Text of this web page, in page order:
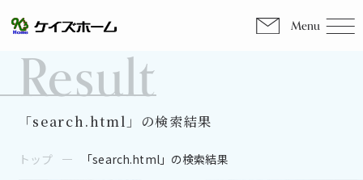
Menu
Result
「search.html」の検索結果
トップ 「search.html」の検索結果